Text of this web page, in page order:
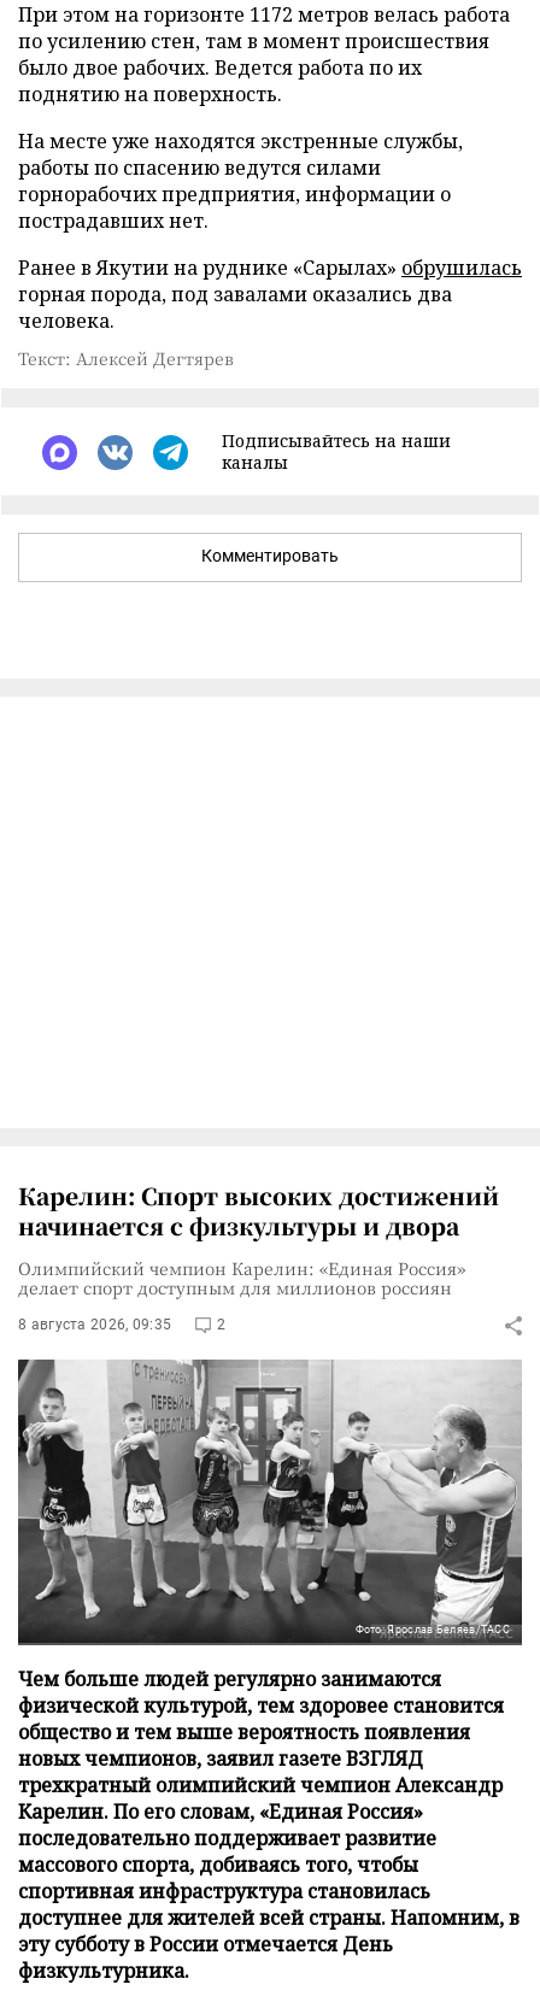
При этом на горизонте 1172 метров велась работа
по усилению стен, там в момент происшествия
было двое рабочих. Ведется работа по их
поднятию на поверхность.
На месте уже находятся экстренные службы,
работы по спасению ведутся силами
горнорабочих предприятия, информации о
пострадавших нет.
Ранее в Якутии на руднике «Сарылах» обрушилась
горная порода, под завалами оказались два
человека.
Текст: Алексей Дегтярев
Подписывайтесь на наши
каналы
Комментировать
Карелин: Спорт высоких достижений
начинается с физкультуры и двора
Олимпийский чемпион Карелин: «Единая Россия»
делает спорт доступным для миллионов россиян
8 августа 2026, 09:35 2
Фото: Ярослав Беляев/ТАСС
Чем больше людей регулярно занимаются
физической культурой, тем здоровее становится
общество и тем выше вероятность появления
новых чемпионов, заявил газете ВЗГЛЯД
трехкратный олимпийский чемпион Александр
Карелин. По его словам, «Единая Россия»
последовательно поддерживает развитие
массового спорта, добиваясь того, чтобы
спортивная инфраструктура становилась
доступнее для жителей всей страны. Напомним, в
эту субботу в России отмечается День
физкультурника.